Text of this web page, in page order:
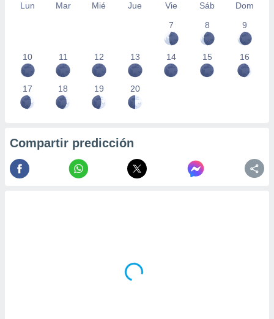
Lun Mar Mié Jue Vie Sáb
Dom
7
8 9
10 11 12 13 14 15 16
17 18 19 20
Compartir predicción